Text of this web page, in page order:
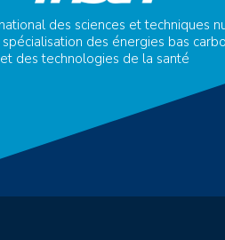
des sciences et techniques
des énergies bas
et des technologies de la santé